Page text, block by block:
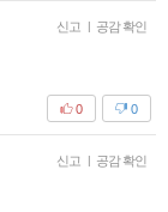
신고 | 공감 확인
0
0
신고 | 공감 확인